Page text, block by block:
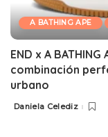
A BATHING APE
END x A BATHING
combinación
urbano
Posted
Daniela Celediz